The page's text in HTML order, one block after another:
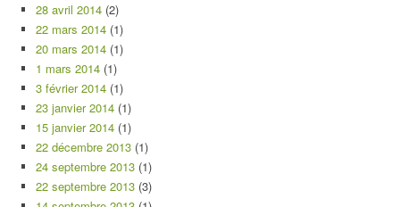
28 avril 2014 (2)
22 mars 2014 (1)
20 mars 2014 (1)
1 mars 2014 (1)
3 février 2014 (1)
23 janvier 2014 (1)
15 janvier 2014 (1)
22 décembre 2013 (1)
24 septembre 2013 (1)
22 septembre 2013 (3)